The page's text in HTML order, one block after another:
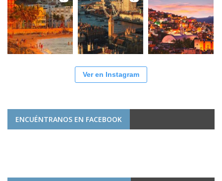
Ver en Instagram
ENCUÉNTRANOS EN FACEBOOK